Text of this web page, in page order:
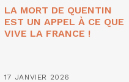
LA MORT DE QUENTIN
EST UN APPEL À CE QUE
VIVE LA FRANCE !
17 JANVIER 2026